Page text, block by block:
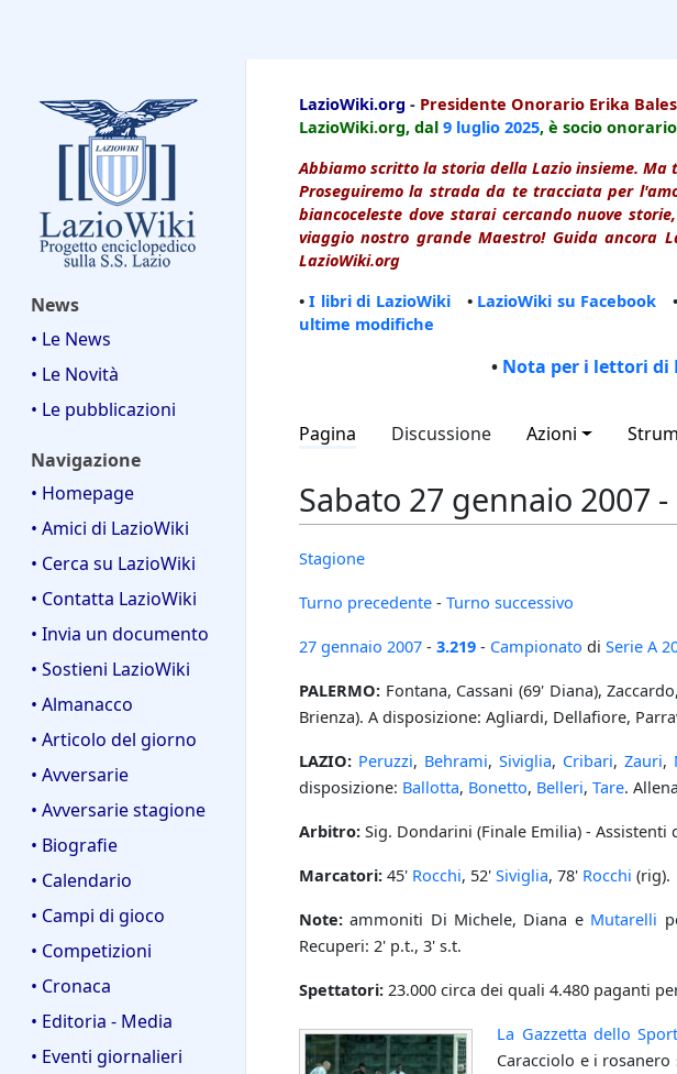
News
• Le News
• Le Novità
• Le pubblicazioni
Navigazione
• Homepage
• Amici di LazioWiki
• Cerca su LazioWiki
• Contatta LazioWiki
• Invia un documento
• Sostieni LazioWiki
• Almanacco
• Articolo del giorno
• Avversarie
• Avversarie stagione
• Biografie
• Calendario
• Campi di gioco
• Competizioni
• Cronaca
• Editoria - Media
• Eventi giornalieri
LazioWiki.org - Presidente Onorario Erika
LazioWiki.org, dal 9 luglio 2025, è socio
Abbiamo scritto la storia della Lazio insieme. Ma
Proseguiremo la strada da te tracciata per
biancoceleste dove starai cercando nuove
viaggio nostro grande Maestro! Guida ancora
LazioWiki.org
•I libri di LazioWiki• LazioWiki su Facebook •
ultime modifiche
• Nota per i lettori di
Pagina Discussione Azioni
Sabato 27 gennaio 2007
Stagione
Turno precedente - Turno successivo
27 gennaio 2007 - 3.219 - Campionato di Serie A
PALERMO: Fontana, Cassani (69' Diana),
Brienza). A disposizione: Agliardi, Dellafiore,
LAZIO: Peruzzi, Behrami, Siviglia, Cribari, Zauri,
disposizione: Ballotta, Bonetto, Belleri, Tare.
Arbitro: Sig. Dondarini (Finale Emilia) -
Marcatori: 45' Rocchi, 52' Siviglia, 78' Rocchi (rig).
Note: ammoniti Di Michele, Diana e Mutarelli
Recuperi: 2' p.t., 3' s.t.
Spettatori: 23.000 circa dei quali 4.480 paganti
La Gazzetta dello Sport
Caracciolo e i